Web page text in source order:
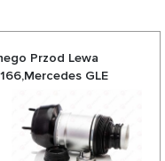
Przod Lewa
GLE